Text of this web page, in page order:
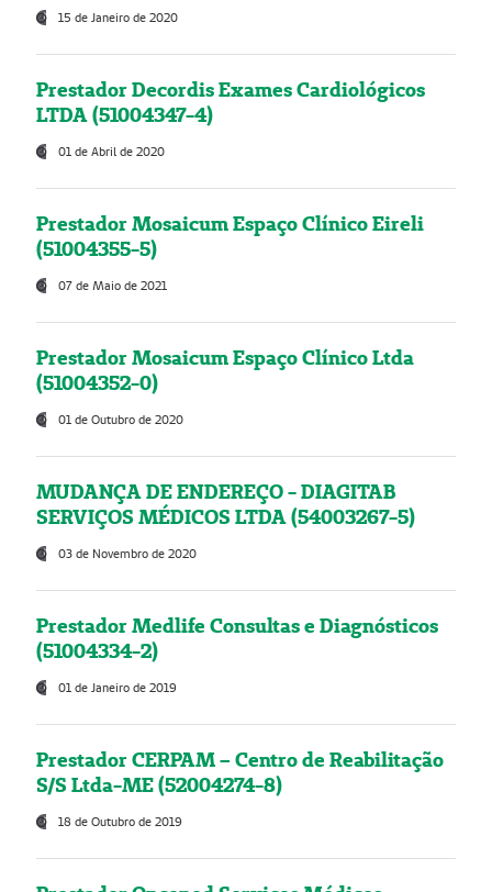
15 de Janeiro de 2020
Prestador Decordis Exames Cardiológicos
LTDA (51004347-4)
01 de Abril de 2020
Prestador Mosaicum Espaço Clínico Eireli
(51004355-5)
07 de Maio de 2021
Prestador Mosaicum Espaço Clínico Ltda
(51004352-0)
01 de Outubro de 2020
MUDANÇA DE ENDEREÇO - DIAGITAB
SERVIÇOS MÉDICOS LTDA (54003267-5)
03 de Novembro de 2020
Prestador Medlife Consultas e Diagnósticos
(51004334-2)
01 de Janeiro de 2019
Prestador CERPAM – Centro de Reabilitação
S/S Ltda-ME (52004274-8)
18 de Outubro de 2019